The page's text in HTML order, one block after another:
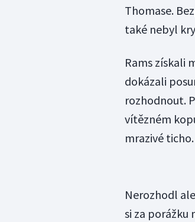
Thomase.
také nebyl
Rams získali
dokázali
rozhodnout.
vítězném
mrazivé ticho.
Nerozhodl
si za porážku